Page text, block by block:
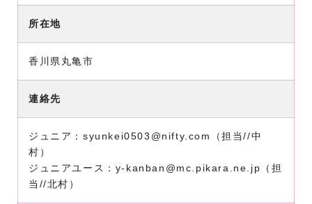
所在地
香川県丸亀市
連絡先
ジュニア：syunkei0503@nifty.com（担当//中
村）
ジュニアユース：y-kanban@mc.pikara.ne.jp（担
当//北村）